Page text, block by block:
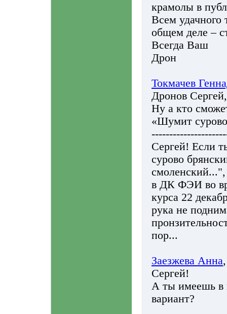
крамолы в
Всем удачного
общем деле –
Всегда Ваш
Дрон
Токмачев
Дронов
Ну а кто
«Шумит
Сергей! Если
сурово
смоленский...",
в ДК ФЭИ во
курса 22
рука не
пор...
Заезжева Анна
Сергей!
А ты имеешь в
вариант?